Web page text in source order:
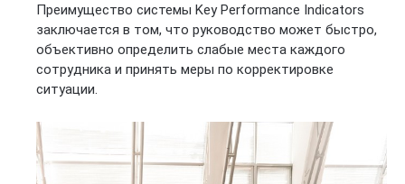
Преимущество системы Key Performance Indicators
заключается в том, что руководство может быстро,
объективно определить слабые места каждого
сотрудника и принять меры по корректировке
ситуации.